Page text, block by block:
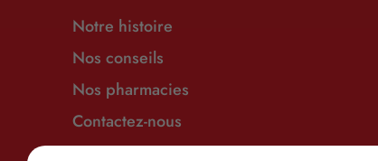
Notre histoire
Nos conseils
Nos pharmacies
Contactez-nous